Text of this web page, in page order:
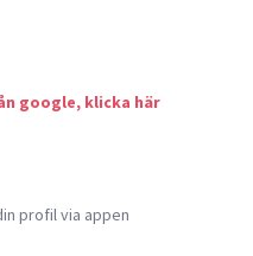
google, klicka här
profil via appen